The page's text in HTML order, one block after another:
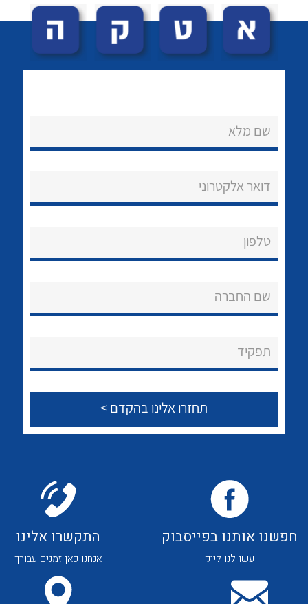
שירותי תמיכה
לכל מוצרי היצרן לכל מוצרי היצרן
לכל מוצרי היצרן לכל מוצרי היצרן
לכל מוצרי היצרן לכל מוצרי היצרן
שם מלא
דואר אלקטרוני
טלפון
שם החברה
תפקיד
חפשנו אותנו בפייסבוק
עשו לנו לייק
התקשרו אלינו
אנחנו כאן זמנים עבורך